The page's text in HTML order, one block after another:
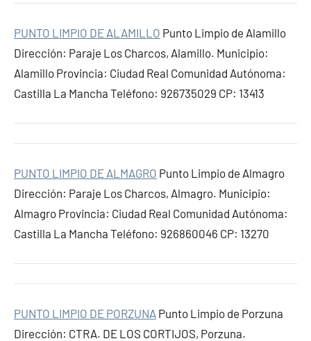
PUNTO LIMPIO DE ALAMILLO Punto Limpio de Alamillo
Dirección: Paraje Los Charcos, Alamillo. Municipio:
Alamillo Provincia: Ciudad Real Comunidad Autónoma:
Castilla La Mancha Teléfono: 926735029 CP: 13413
PUNTO LIMPIO DE ALMAGRO Punto Limpio de Almagro
Dirección: Paraje Los Charcos, Almagro. Municipio:
Almagro Provincia: Ciudad Real Comunidad Autónoma:
Castilla La Mancha Teléfono: 926860046 CP: 13270
PUNTO LIMPIO DE PORZUNA Punto Limpio de Porzuna
Dirección: CTRA. DE LOS CORTIJOS, Porzuna.